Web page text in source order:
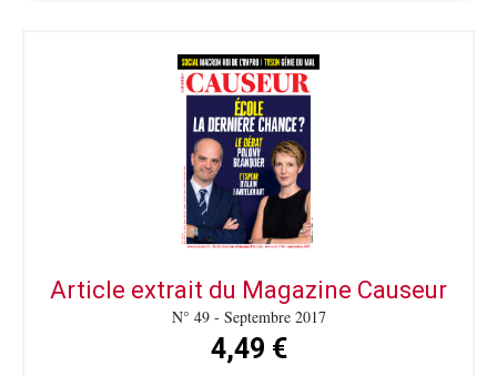
Article extrait du Magazine Causeur
N° 49 - Septembre 2017
4,49 €